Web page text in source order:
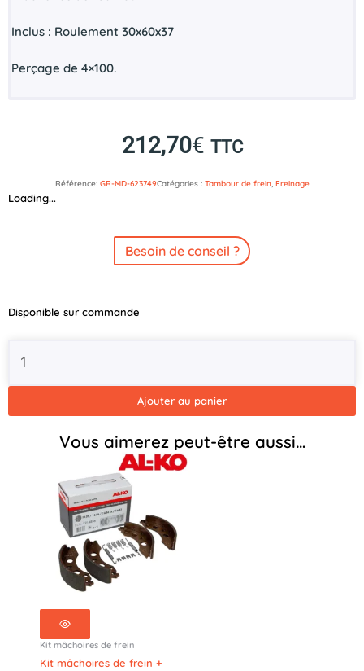
Inclus : Roulement 30x60x37
Perçage de 4×100.
212,70€ TTC
Référence: GR-MD-623749Catégories : Tambour de frein, Freinage
Loading...
Besoin de conseil ?
Disponible sur commande
quantité
Alko
4x100
Ajouter au panier
Vous aimerez peut-être aussi…
Kit mâchoires de frein
Kit mâchoires de frein +